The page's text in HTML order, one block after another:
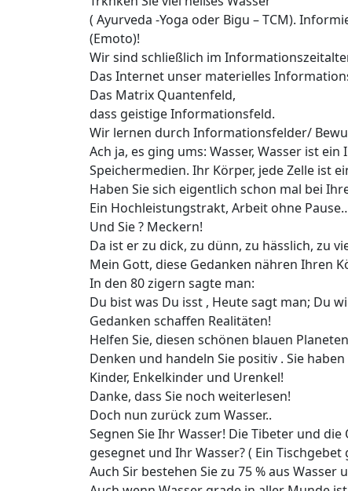
( Ayurveda -Yoga oder Bigu – TCM).
(Emoto)!
Wir sind schließlich im
Das Internet unser materielles
Das Matrix Quantenfeld,
dass geistige Informationsfeld.
Wir lernen durch Informationsfelder/
Ach ja, es ging ums: Wasser, Wasser ist
Speichermedien. Ihr Körper, jede Zelle ist
Haben Sie sich eigentlich schon mal bei
Ein Hochleistungstrakt, Arbeit ohne
Und Sie ? Meckern!
Da ist er zu dick, zu dünn, zu hässlich, zu
Mein Gott, diese Gedanken nähren Ihren
In den 80 zigern sagte man:
Du bist was Du isst , Heute sagt man; Du
Gedanken schaffen Realitäten!
Helfen Sie, diesen schönen blauen
Denken und handeln Sie positiv . Sie
Kinder, Enkelkinder und Urenkel!
Danke, dass Sie noch weiterlesen!
Doch nun zurück zum Wasser..
Segnen Sie Ihr Wasser! Die Tibeter und
gesegnet und Ihr Wasser? ( Ein Tischgebet
Auch Sir bestehen Sie zu 75 % aus